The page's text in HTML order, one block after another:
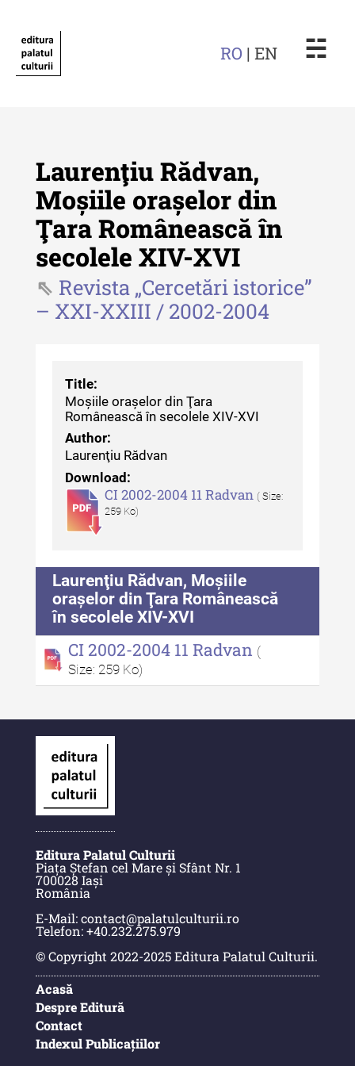
RO | EN ☵
Revista "Cercetări istorice"
Revista "Cercetări istorice" - XLIV
- 2025
Revista "Cercetări istorice" - XLIII
2023
Indexul Complet
Buletinul ”Ioan Neculce” al Muzeului
de Istorie a Moldovei
Buletinul ”Ioan Neculce” al
Muzeului de Istorie a Moldovei -
Buletinul ”Ioan Neculce” al
Muzeului de Istorie a Moldovei -
XXIII / 2017
Buletinul ”Ioan Neculce” al
Muzeului de Istorie a Moldovei -
XXII / 2016
Anuarul Muzeului Etnografic al
Moldovei
Anuarul Muzeului Etnografic al
Moldovei - XXII / 2022
Anuarul Muzeului Etnografic al
Moldovei - XXI / 2021
Anuarul Muzeului Etnografic al
Moldovei - XX / 2020
Indexul Complet
Buletinul Muzeului Științei și
Tehnicii ”Ștefan Procopiu”
Buletinul Muzeului Științei și
Laurenţiu Rădvan,
Moșiile orașelor din
Ţara Românească în
secolele XIV-XVI
Revista „Cercetări istorice”
– XXI-XXIII / 2002-2004
Title:
Moșiile orașelor din Ţara
Românească în secolele XIV-XVI
Author:
Laurenţiu Rădvan
Download:
CI 2002-2004 11 Radvan ( Size:
259 Ko)
Laurenţiu Rădvan, Moșiile
orașelor din Ţara Românească
în secolele XIV-XVI
CI 2002-2004 11 Radvan (
Size: 259 Ko)
Editura Palatul Culturii
Piața Ștefan cel Mare și Sfânt Nr. 1
700028 Iași
România
E-Mail: contact@palatulculturii.ro
Telefon: +40.232.275.979
© Copyright 2022-2025 Editura Palatul Culturii.
Acasă
Despre Editură
Contact
Indexul Publicațiilor